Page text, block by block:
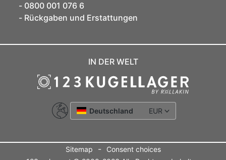
0800 001 076 6
Rückgaben und Erstattungen
IN DER WELT
Deutschland EUR
Sitemap -
Consent choices